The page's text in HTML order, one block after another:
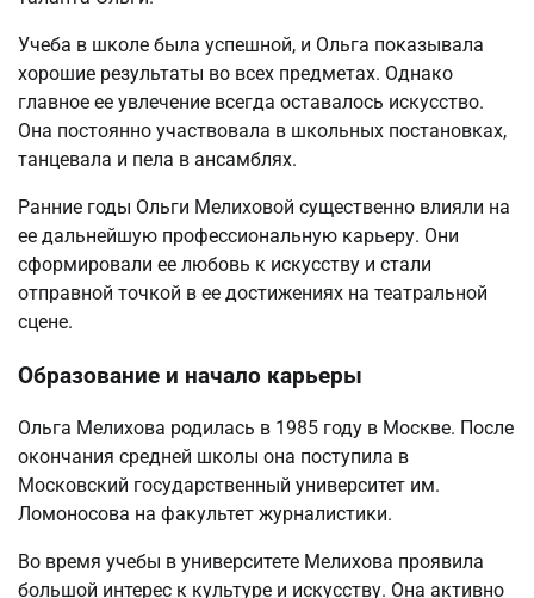
Учеба в школе была успешной, и Ольга показывала
хорошие результаты во всех предметах. Однако
главное ее увлечение всегда оставалось искусство.
Она постоянно участвовала в школьных постановках,
танцевала и пела в ансамблях.
Ранние годы Ольги Мелиховой существенно влияли на
ее дальнейшую профессиональную карьеру. Они
сформировали ее любовь к искусству и стали
отправной точкой в ее достижениях на театральной
сцене.
Образование и начало карьеры
Ольга Мелихова родилась в 1985 году в Москве. После
окончания средней школы она поступила в
Московский государственный университет им.
Ломоносова на факультет журналистики.
Во время учебы в университете Мелихова проявила
большой интерес к культуре и искусству. Она активно